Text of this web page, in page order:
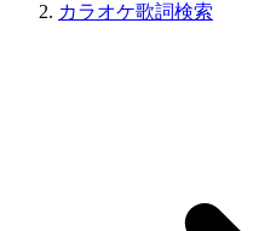
カラオケ歌詞検索